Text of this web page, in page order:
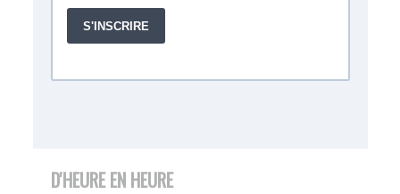
D'HEURE EN HEURE